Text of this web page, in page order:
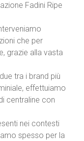
Fadini Ripe
che per
grazie alla vasta
tra i brand più
effettuiamo
centraline con
nei contesti
spesso per la